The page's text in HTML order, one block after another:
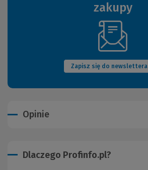
zakupy
Zapisz się do newslettera
(Nowe
okno)
Opinie
Dlaczego Profinfo.pl?